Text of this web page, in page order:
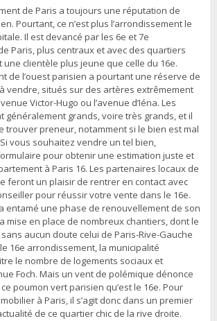
de Paris a toujours une réputation de
Pourtant, ce n’est plus l’arrondissement le
Il est devancé par les 6e et 7e
Paris, plus centraux et avec des quartiers
clientèle plus jeune que celle du 16e.
de l’ouest parisien a pourtant une réserve de
vendre, situés sur des artères extrêmement
Victor-Hugo ou l’avenue d’Iéna. Les
généralement grands, voire très grands, et il
trouver preneur, notamment si le bien est mal
vous souhaitez vendre un tel bien,
pour obtenir une estimation juste et
à Paris 16. Les partenaires locaux de
feront un plaisir de rentrer en contact avec
pour réussir votre vente dans le 16e.
entamé une phase de renouvellement de son
mise en place de nombreux chantiers, dont le
aucun doute celui de Paris-Rive-Gauche
16e arrondissement, la municipalité
le nombre de logements sociaux et
Foch. Mais un vent de polémique dénonce
poumon vert parisien qu’est le 16e. Pour
à Paris, il s’agit donc dans un premier
de ce quartier chic de la rive droite.